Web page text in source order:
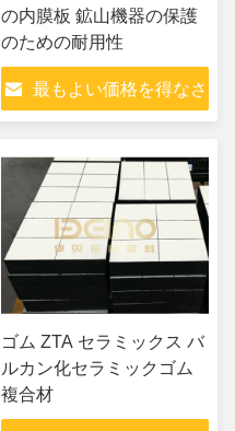
の内膜板 鉱山機器の保護
のための耐用性
最もよい価格を得なさ
ゴム ZTA セラミックス バ
ルカン化セラミックゴム
複合材